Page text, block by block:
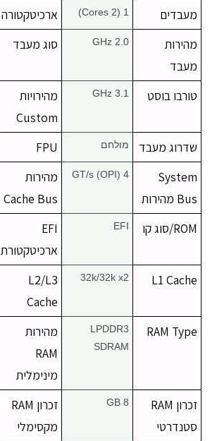
שירות תיקונים למכשירי אפל
מדריכים
מעבדים 1 (2 Cores) ארכיטקטורה
מהירות
מעבד
2.0 GHz סוג מעבד
טורבו בוסט 3.1 GHz
מהירויות
Custom
שדרוג מעבד מולחם FPU
System
Bus מהירות
4 GT/s (OPI)
מהירות
Cache Bus
ROM/סוג קו EFI
EFI
ארכיטקטורת
L1 Cache
32k/32k x2
L2/L3
Cache
RAM Type
LPDDR3
SDRAM
מהירות
RAM
מינימלית
זכרון RAM
סטנדרטי
8 GB
זכרון RAM
מקסימלי